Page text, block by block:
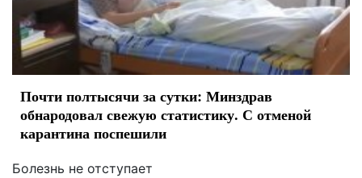
Почти полтысячи за сутки: Минздрав
обнародовал свежую статистику. С отменой
карантина поспешили
Болезнь не отступает